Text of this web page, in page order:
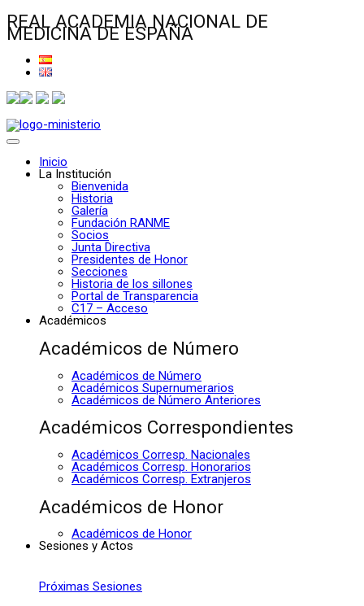
REAL ACADEMIA NACIONAL DE
MEDICINA DE ESPAÑA
Inicio
La Institución
Bienvenida
Historia
Galería
Fundación RANME
Socios
Junta Directiva
Presidentes de Honor
Secciones
Historia de los sillones
Portal de Transparencia
C17 – Acceso
Académicos
Académicos de Número
Académicos de Número
Académicos Supernumerarios
Académicos de Número Anteriores
Académicos Correspondientes
Académicos Corresp. Nacionales
Académicos Corresp. Honorarios
Académicos Corresp. Extranjeros
Académicos de Honor
Académicos de Honor
Sesiones y Actos
Próximas Sesiones